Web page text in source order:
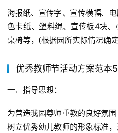
海报纸、宣传字、宣传横幅、
色卡纸、塑料绳、宣传板4块、
桌椅等，(根据园所实际情况确
优秀教师节活动方案范本5
一、指导思想：
为营造我园尊师重教的良好氛
树立优秀幼儿教师的形象标准